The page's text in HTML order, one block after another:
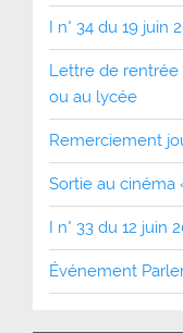
I n° 34 du 19 juin
Lettre de rentrée
ou au lycée
Remerciement
Sortie au cinéma
I n° 33 du 12 juin
Événement